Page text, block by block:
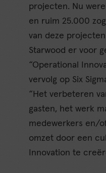
projecten. Nu
en ruim 25.000
van deze
Starwood er voor
“Operational
vervolg op Six
“Het verbeteren
gasten, het werk
medewerkers en/
omzet door een
Innovation te